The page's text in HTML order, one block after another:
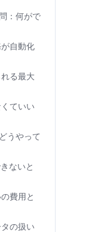
：何がで
自動化
る最大
ていい
うやって
ないと
費用と
の扱い